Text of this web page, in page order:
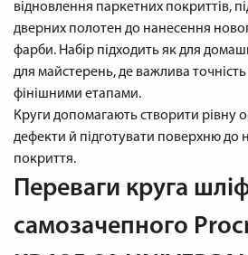
відновлення паркетних покриттів,
дверних полотен до нанесення
фарби. Набір підходить як для
для майстерень, де важлива
фінішними етапами.
Круги допомагають створити рівну
дефекти й підготувати поверхню до
покриття.
Переваги круга
самозачепного